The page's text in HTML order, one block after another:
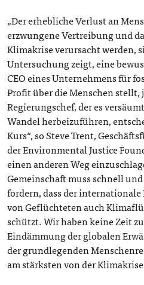
„Der erhebliche Verlust an
erzwungene Vertreibung und
Klimakrise verursacht werden,
Untersuchung zeigt, eine
CEO eines Unternehmens für
Profit über die Menschen stellt,
Regierungschef, der es
Wandel herbeizuführen,
Kurs“, so Steve Trent,
der Environmental Justice
einen anderen Weg
Gemeinschaft muss schnell
fordern, dass der
von Geflüchteten auch
schützt. Wir haben keine Zeit
Eindämmung der globalen
der grundlegenden
am stärksten von der